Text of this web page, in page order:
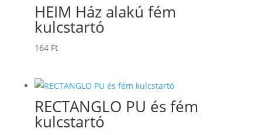
HEIM Ház alakú fém
kulcstartó
164 Ft
RECTANGLO PU és fém
kulcstartó